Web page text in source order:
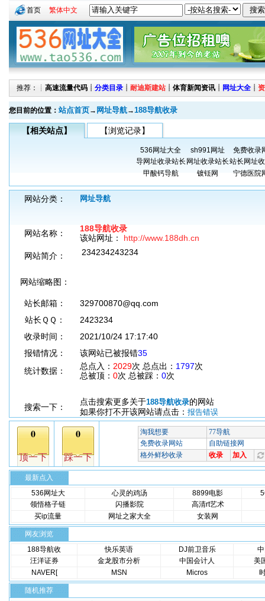
首页 繁体中文
推荐：┊ 高速流量代码 ┊ 分类目录 ┊ 耐迪斯建站 ┊ 体育新闻资讯 ┊ 网址大全 ┊
您目前的位置： 站点首页→ 网址导航→188导航收录
【相关站点】 【浏览记录】
536网址大全 sh991网址
免费收录
导网址收录站长 网址收录站长站长网址
甲酸钙导航
镀铥网 宁德医院
网站分类： 网址导航
网站名称：
188导航收录
该站网址： http://www.188dh.cn
网站简介：
234234243234
网站缩略图：
站长邮箱：
329700870@qq.com
站长ＱＱ：
2423234
收录时间：
2021/10/24 17:17:40
报错情况：
该网站已被报错35
统计数据：
总点入： 2029次 总点出： 1797次
总被顶： 0次 总被踩： 0次
搜索一下：
点击搜索更多关于188导航收录的网站
如果你打不开该网站请点击： 报告错误
最新点入
536网址大
心灵的鸡汤 8899电影
领悟格子链
闪播影院
高清rt艺术
买ip流量
网址之家大全 女装网
网友浏览
188导航收
快乐英语 DJ前卫音乐
汪洋证券
金龙股市分析 中国会计人
美
NAVER[
MSN Micros
随机推荐